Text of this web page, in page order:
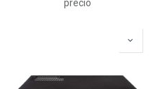
precio